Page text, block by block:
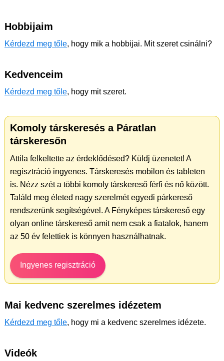
Hobbijaim
Kérdezd meg tőle, hogy mik a hobbijai. Mit szeret csinálni?
Kedvenceim
Kérdezd meg tőle, hogy mit szeret.
Komoly társkeresés a Páratlan
társkeresőn
Attila felkeltette az érdeklődésed? Küldj üzenetet! A
regisztráció ingyenes. Társkeresés mobilon és tableten
is. Nézz szét a többi komoly társkereső férfi és nő között.
Találd meg életed nagy szerelmét egyedi párkereső
rendszerünk segítségével. A Fényképes társkereső egy
olyan online társkereső amit nem csak a fiatalok, hanem
az 50 év felettiek is könnyen használhatnak.
Ingyenes regisztráció
Mai kedvenc szerelmes idézetem
Kérdezd meg tőle, hogy mi a kedvenc szerelmes idézete.
Videók